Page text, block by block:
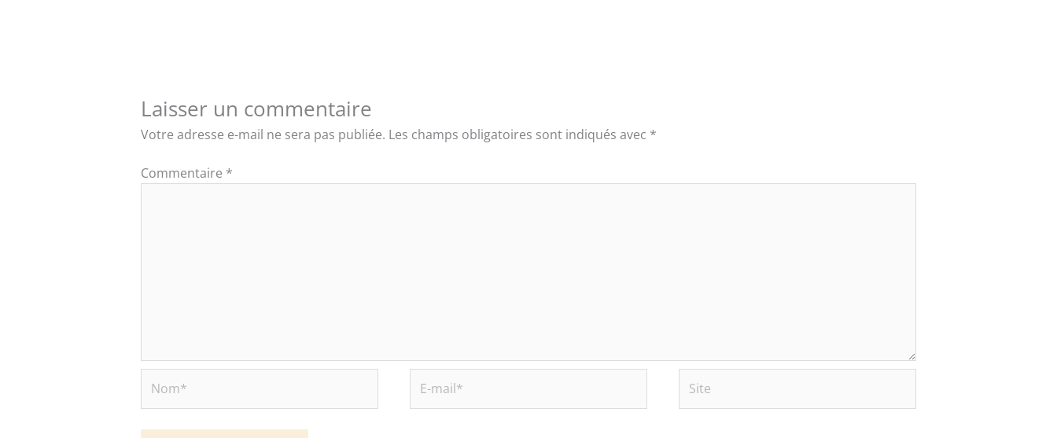
Laisser un commentaire
Votre adresse e-mail ne sera pas publiée. Les champs obligatoires sont indiqués avec *
Commentaire *
mail*